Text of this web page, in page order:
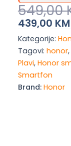
549,00
Price
Was:
549,00
439,00 KM
Current
Price
Is:
439,00
Kategorije:
Tagovi: honor,
Plavi, Honor
Smartfon
Brand: Honor